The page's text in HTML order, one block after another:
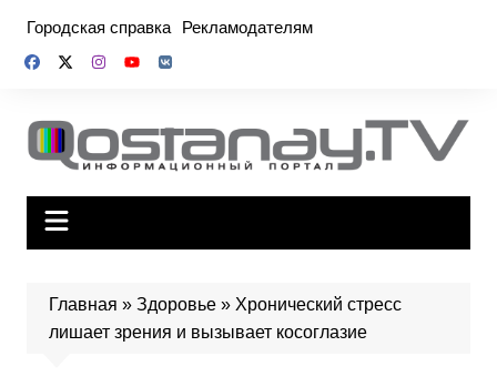
содержимому
Городская справка Рекламодателям
Главная » Здоровье» Хронический стресс
лишает зрения и вызывает косоглазие